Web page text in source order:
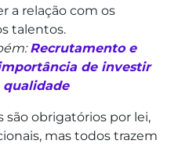
a relação com os
talentos.
Recrutamento e
de investir
qualidade
obrigatórios por lei,
mas todos trazem